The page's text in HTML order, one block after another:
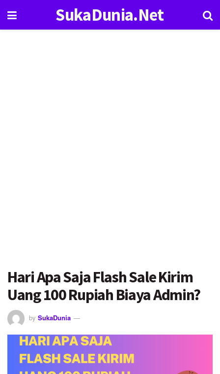
SukaDunia.Net
Hari Apa Saja Flash Sale Kirim
Uang 100 Rupiah Biaya Admin?
by SukaDunia